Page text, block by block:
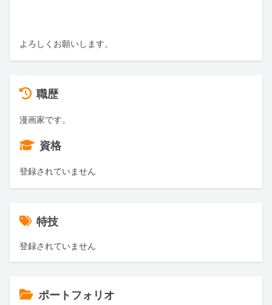
よろしくお願いします。
職歴
漫画家です。
資格
登録されていません
特技
登録されていません
ポートフォリオ